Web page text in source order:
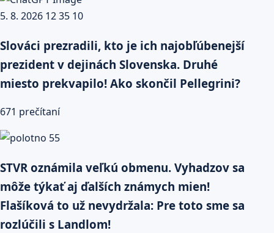
Slováci prezradili, kto je ich najobľúbenejší
prezident v dejinách Slovenska. Druhé
miesto prekvapilo! Ako skončil Pellegrini?
671 prečítaní
STVR oznámila veľkú obmenu. Vyhadzov sa
môže týkať aj ďalších známych mien!
Flašíková to už nevydržala: Pre toto sme sa
rozlúčili s Landlom!